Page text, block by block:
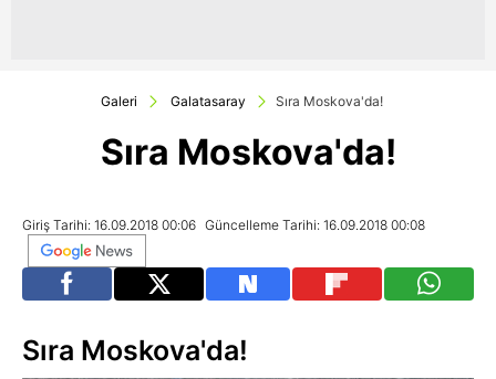
Galeri Galatasaray Sıra Moskova'da!
Sıra Moskova'da!
Giriş Tarihi: 16.09.2018 00:06 Güncelleme Tarihi: 16.09.2018 00:08
Sıra Moskova'da!